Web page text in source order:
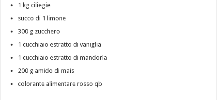
1 kg ciliegie
succo di 1 limone
300 g zucchero
1 cucchiaio estratto di vaniglia
1 cucchiaio estratto di mandorla
200 g amido di mais
colorante alimentare rosso qb